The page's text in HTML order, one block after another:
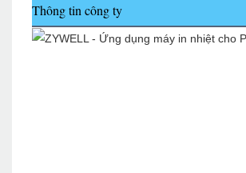
Thông tin công ty